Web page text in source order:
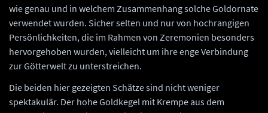
wie genau und in welchem Zusammenhang solche Goldornate
verwendet wurden. Sicher selten und nur von hochrangigen
Persönlichkeiten, die im Rahmen von Zeremonien besonders
hervorgehoben wurden, vielleicht um ihre enge Verbindung
zur Götterwelt zu unterstreichen.
Die beiden hier gezeigten Schätze sind nicht weniger
spektakulär. Der hohe Goldkegel mit Krempe aus dem